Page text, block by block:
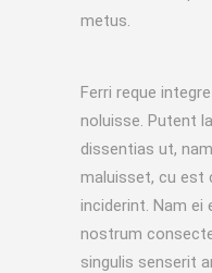
metus.
Ferri reque
noluisse. Putent
dissentias ut,
maluisset, cu est
inciderint. Nam ei
nostrum
singulis senserit